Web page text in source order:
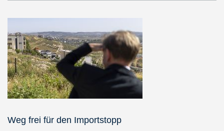
Weg frei für den Importstopp